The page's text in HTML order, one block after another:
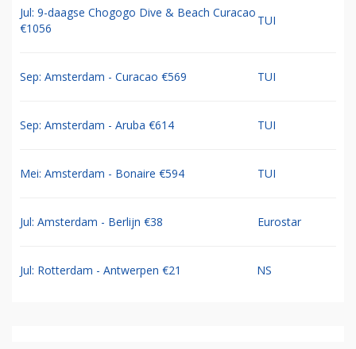
Jul: 9-daagse Chogogo Dive & Beach Curacao
€1056
TUI
Sep: Amsterdam - Curacao €569 TUI
Sep: Amsterdam - Aruba €614 TUI
Mei: Amsterdam - Bonaire €594 TUI
Jul: Amsterdam - Berlijn €38 Eurostar
Jul: Rotterdam - Antwerpen €21 NS